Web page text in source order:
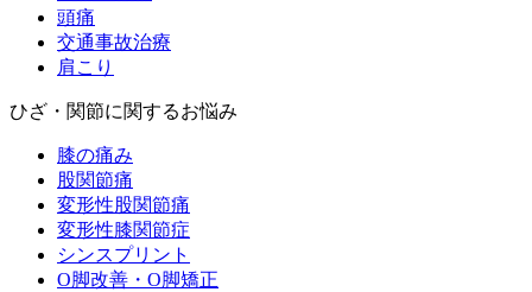
頭痛
交通事故治療
肩こり
ひざ・関節に関するお悩み
膝の痛み
股関節痛
変形性股関節痛
変形性膝関節症
シンスプリント
O脚改善・O脚矯正